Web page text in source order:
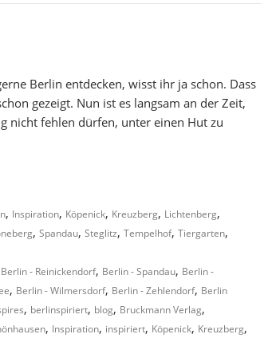
Berlin entdecken, wisst ihr ja schon. Dass
gezeigt. Nun ist es langsam an der Zeit,
nicht fehlen dürfen, unter einen Hut zu
, Inspiration, Köpenick, Kreuzberg, Lichtenberg,
, Spandau, Steglitz, Tempelhof, Tiergarten,
Berlin - Reinickendorf, Berlin - Spandau, Berlin -
, Berlin - Wilmersdorf, Berlin - Zehlendorf, Berlin
, berlinspiriert, blog, Bruckmann Verlag,
, Inspiration, inspiriert, Köpenick, Kreuzberg,